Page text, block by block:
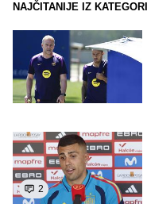
NAJČITANIJE IZ
2